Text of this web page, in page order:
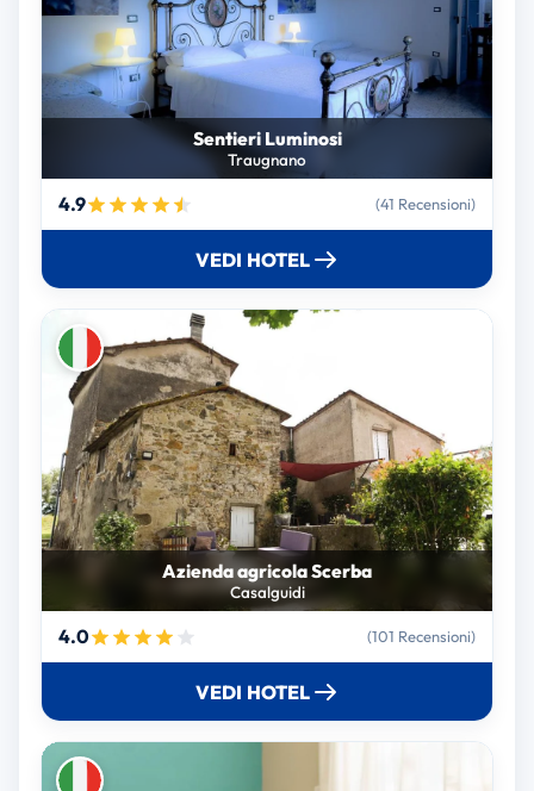
Sentieri Luminosi
Traugnano
4.9 (41 Recensioni)
VEDI HOTEL
Azienda agricola Scerba
Casalguidi
4.0 (101 Recensioni)
VEDI HOTEL